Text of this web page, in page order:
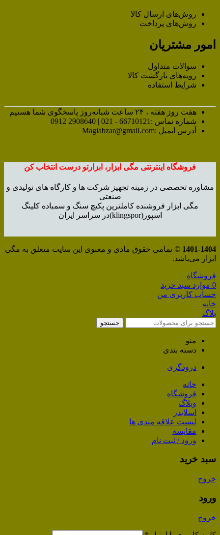
روش‌های ارسال کالا
روش‌های پرداخت
امور مشتریان
سوالات متداول
رویه‌های بازگشت کالا
شرایط استفاده
هفت روز هفته ، ۲۴ ساعت شبانه‌روز پاسخگوی شما هستیم
شماره تماس :66710121 - 021 | 2908640 0912
آدرس ایمیل :Magiabzar@gmail.com
فروشگاه اینترنتی مگی ابزار، ابزارتو درست انتخاب کن
مشاوره تخصصی در زمینه تجهیز شرکت ها و کارگاه های تولیدی و
صنعتی
مگی ابزار فروشنده کاملترین پکیچ سنگ و سمباده کلینگ
اسپور(klingspor)در سراسر ایران
1401-1404 © تمامی حقوق مادی و معنوی این سایت متعلق به مگی
ابزار می‌باشد.
فروشگاه
0 موارد سبد خرید
حساب کاربری من
خانه
بلاگ
جستجو
منو
دسته بندی
درودگری
خانه
فروشگاه
وبلاگ
اسلایدر
لیست علاقه مندی ها
مقایسه
ورود / ثبت نام
سبد خرید
خروج
ورود
خروج